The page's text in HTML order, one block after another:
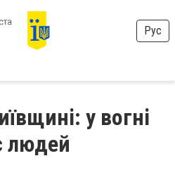
Рус
у вогні
людей